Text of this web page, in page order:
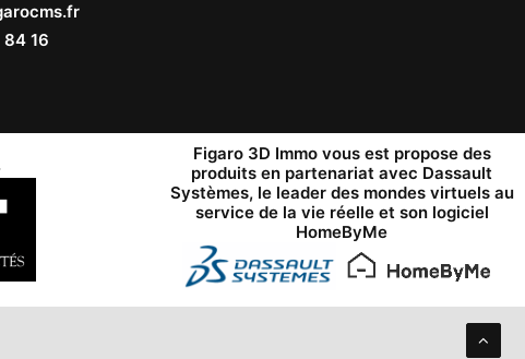
16
Figaro 3D Immo vous est propose des
produits en partenariat avec Dassault
Systèmes, le leader des mondes virtuels au
service de la vie réelle et son logiciel
HomeByMe